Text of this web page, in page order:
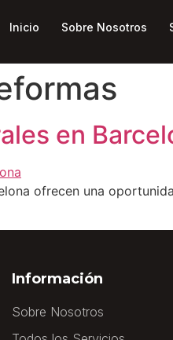
Inicio Sobre Nosotros
en
ofrecen una
Información
Sobre Nosotros